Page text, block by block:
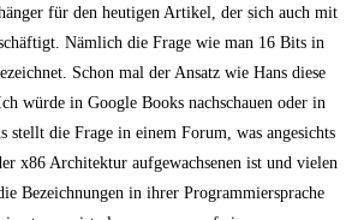
für den heutigen Artikel, der sich auch mit
Nämlich die Frage wie man 16 Bits in
Schon mal der Ansatz wie Hans diese
würde in Google Books nachschauen oder in
stellt die Frage in einem Forum, was angesichts
x86 Architektur aufgewachsenen ist und vielen
Bezeichnungen in ihrer Programmiersprache